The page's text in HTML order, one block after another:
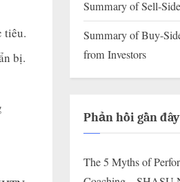
tiêu.
bị.
Summary of Sell-
Summary of Buy-
from Investors
Phản hồi gần đây
The 5 Myths of